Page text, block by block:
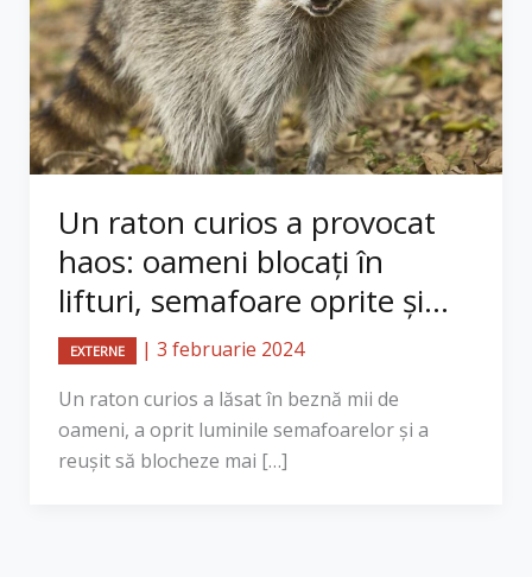
​Un raton curios a provocat
haos: oameni blocați în
lifturi, semafoare oprite și...
EXTERNE | 3 februarie 2024
Un raton curios a lăsat în beznă mii de
oameni, a oprit luminile semafoarelor și a
reușit să blocheze mai […]